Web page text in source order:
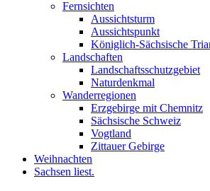
Fernsichten
Aussichtsturm
Aussichtspunkt
Königlich-Sächsische
Landschaften
Landschaftsschutzgebiet
Naturdenkmal
Wanderregionen
Erzgebirge mit Chemnitz
Sächsische Schweiz
Vogtland
Zittauer Gebirge
Weihnachten
Sachsen liest.